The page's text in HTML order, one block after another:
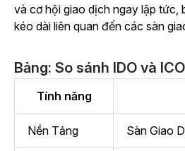
và cơ hội giao dịch ngay lập tức,
kéo dài liên quan đến các sàn
Bảng: So sánh IDO và ICO
Tính năng
Nền Tảng Sàn Giao